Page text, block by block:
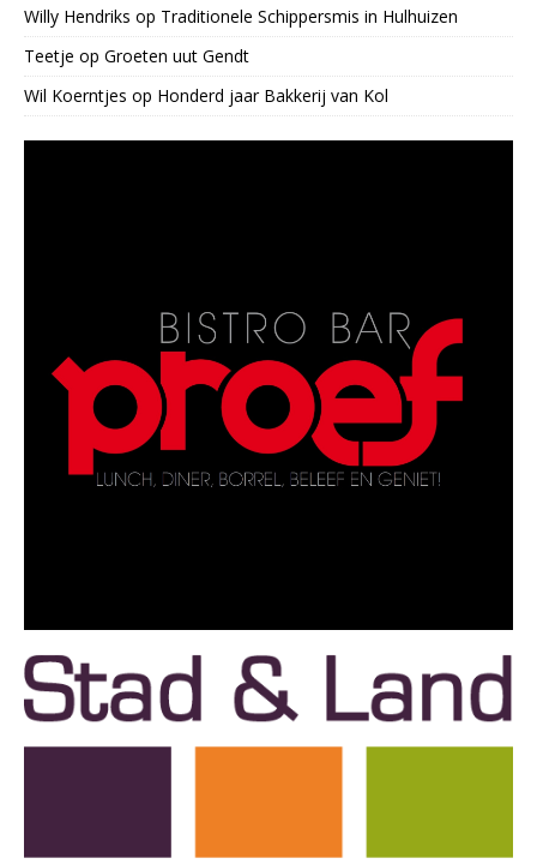
Willy Hendriks op Traditionele Schippersmis in Hulhuizen
Teetje op Groeten uut Gendt
Wil Koerntjes op Honderd jaar Bakkerij van Kol